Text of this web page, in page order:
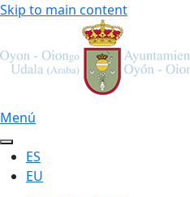
Skip to main content
Menú
ES
EU